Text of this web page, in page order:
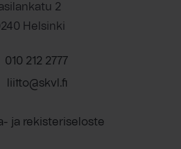
2
Helsinki
010 212 2777
liitto@skvl.fi
ja rekisteriseloste